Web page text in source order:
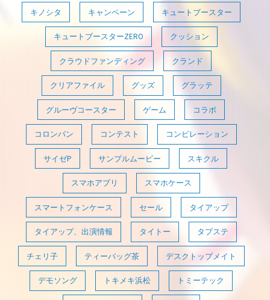
キノシタ キャンペーン キュートブースター
キュートブースターZERO クッション
クラウドファンディング クランド
クリアファイル グッズ グラッテ
グルーヴコースター ゲーム コラボ
コロンバン コンテスト コンピレーション
サイゼP サンプルムービー スキクル
スマホアプリ スマホケース
スマートフォンケース セール タイアップ
タイアップ、出演情報 タイトー タプステ
チェリ子 ティーバッグ茶 デスクトップメイト
デモソング トキメキ浜松 トミーテック